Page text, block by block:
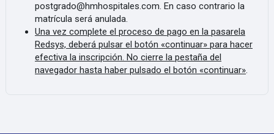
postgrado@hmhospitales.com. En caso contrario la
matrícula será anulada.
Una vez complete el proceso de pago en la pasarela
Redsys, deberá pulsar el botón «continuar» para hacer
efectiva la inscripción. No cierre la pestaña del
navegador hasta haber pulsado el botón «continuar».